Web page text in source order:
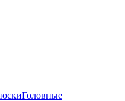
Головные